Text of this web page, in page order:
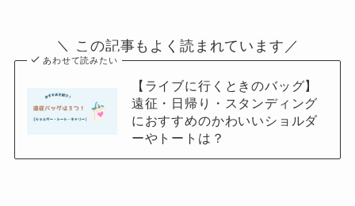
＼ この記事もよく読まれています／
あわせて読みたい
【ライブに行くときのバッグ】
遠征・日帰り・スタンディング
におすすめのかわいいショルダ
ーやトートは？